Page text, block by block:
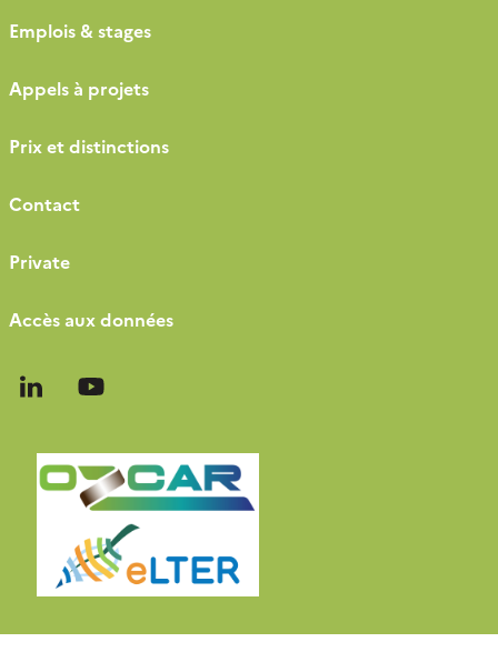
Emplois & stages
Appels à projets
Prix et distinctions
Contact
Private
Accès aux données